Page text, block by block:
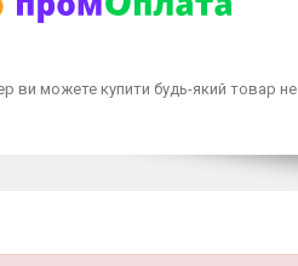
ви можете купити будь-який товар не